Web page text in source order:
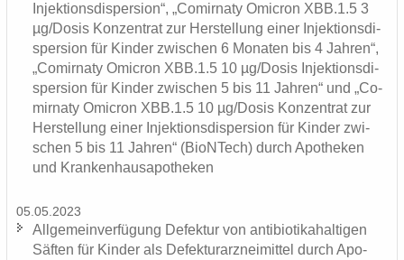
In­jek­ti­ons­di­sper­si­on“, „Co­mirna­ty Omic­ron XBB.1.5 3
µg/Dosis Kon­zen­trat zur Her­stel­lung einer In­jek­ti­ons­di­
sper­si­on für Kin­der zwi­schen 6 Mo­na­ten bis 4 Jah­ren“,
„Co­mirna­ty Omic­ron XBB.1.5 10 µg/Dosis In­jek­ti­ons­di­
sper­si­on für Kin­der zwi­schen 5 bis 11 Jah­ren“ und „Co­
mirna­ty Omic­ron XBB.1.5 10 µg/Dosis Kon­zen­trat zur
Her­stel­lung einer In­jek­ti­ons­di­sper­si­on für Kin­der zwi­
schen 5 bis 11 Jah­ren“ (BioNTech) durch Apo­the­ken
und Kran­ken­hau­s­apo­the­ken
05.05.2023
All­ge­mein­ver­fü­gung De­fek­tur von an­ti­bio­ti­ka­hal­ti­gen
Säf­ten für Kin­der als De­fek­tur­arz­nei­mit­tel durch Apo­